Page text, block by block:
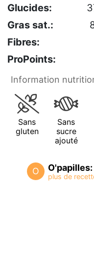
Glucides:
Gras sat.:
Fibres:
ProPoints:
Information
Sans
gluten
Sans
sucre
ajouté
O